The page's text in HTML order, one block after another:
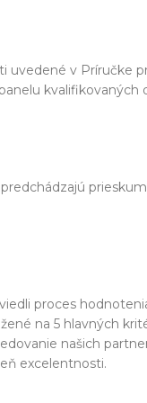
uvedené v Príručke
kvalifikovaných
proces
na 5 hlavných
našich
excelentnosti.